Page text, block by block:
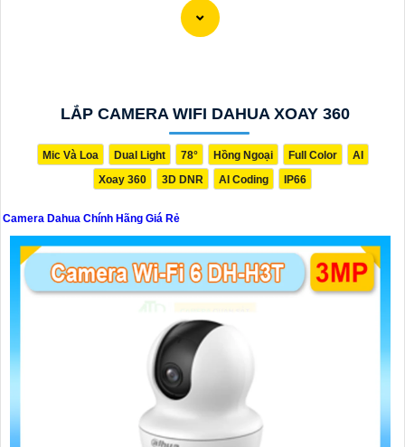
công nghệ hiện đại, Camera Dahua cung cấp hình ảnh chất lượng
cao, độ phân giải sắc nét và tính năng thông minh như nhận dạng
khuôn mặt, lọc báo động giả và nhiều tính năng khác.
Để lựa chọn giải pháp phù hợp, quan trọng bạn cần xác định mục
tính năng cần có như ghi âm, xoay, zoom, cảnh báo... Với những yếu
tố này, bạn có thể tham khảo ý kiến của chuyên gia hoặc tư vấn viên
để chọn lựa được giải pháp tốt nhất cho nhu cầu của bạn.
Chúc bạn thành công trong việc tìm hiểu và lựa chọn Camera Dahua
thông tin hoặc hỗ trợ, hãy để lại câu hỏi để mình giúp bạn nhé!
LẮP CAMERA WIFI DAHUA XOAY 360
Mic Và Loa Dual Light 78° Hồng Ngoại Full Color
AI
Xoay 360
3D DNR AI Coding IP66
Camera Dahua Chính Hãng Giá Rẻ